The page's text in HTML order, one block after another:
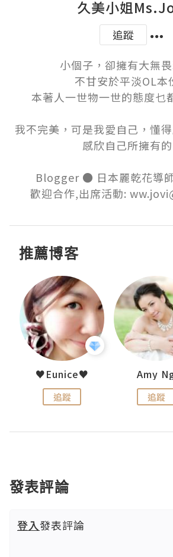
久美小姐
追蹤
小個子，卻擁有大無畏
不甘安於平淡OL本
本著人一世物一世的態度乜
我不完美，可是我愛自己，懂
感欣自己所擁有的
Blogger ● 日本麗乾花導
歡迎合作,出席活動:
推薦博客
♥Eunice♥
追蹤
Amy
追蹤
發表評論
登入發表評論